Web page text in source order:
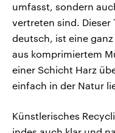
umfasst, sondern
vertreten sind. Dieser
deutsch, ist eine
aus komprimiertem
einer Schicht Harz
einfach in der Natur
Künstlerisches